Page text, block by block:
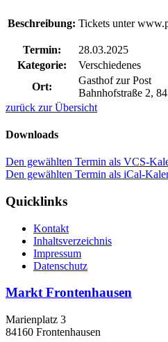
Beschreibung: Tickets unter
Termin:
28.03.2025
Kategorie:
Verschiedenes
Ort:
Gasthof zur Post
Bahnhofstraße 2,
zurück zur Übersicht
Downloads
Den gewählten Termin als VCS-
Den gewählten Termin als iCal-
Quicklinks
Kontakt
Inhaltsverzeichnis
Impressum
Datenschutz
Markt Frontenhausen
Marienplatz 3
84160 Frontenhausen